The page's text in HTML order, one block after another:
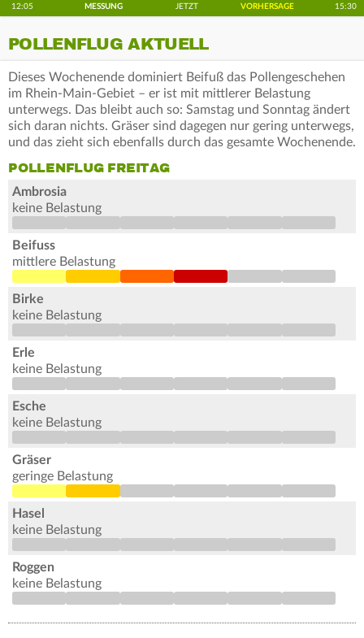
12:05 MESSUNG JETZT VORHERSAGE 15:30
POLLENFLUG AKTUELL
Dieses Wochenende dominiert Beifuß das Pollengeschehen
im Rhein-Main-Gebiet – er ist mit mittlerer Belastung
unterwegs. Das bleibt auch so: Samstag und Sonntag ändert
sich daran nichts. Gräser sind dagegen nur gering unterwegs,
und das zieht sich ebenfalls durch das gesamte Wochenende.
POLLENFLUG FREITAG
Ambrosia
keine Belastung
Beifuss
mittlere Belastung
Birke
keine Belastung
Erle
keine Belastung
Esche
keine Belastung
Gräser
geringe Belastung
Hasel
keine Belastung
Roggen
keine Belastung